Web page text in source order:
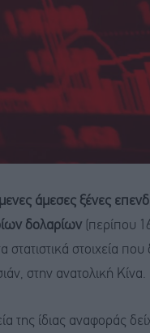
άμεσες ξένες
δολαρίων (περίπου
στατιστικά στοιχεία
στην ανατολική Κίνα.
της ίδιας αναφοράς